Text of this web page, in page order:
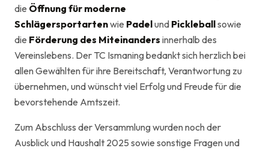
die Öffnung für moderne
Schlägersportartenwie Padelund Pickleballsowie
die Förderung des Miteinanders innerhalb des
Vereinslebens. Der TC Ismaning bedankt sich herzlich bei
allen Gewählten für ihre Bereitschaft, Verantwortung zu
übernehmen, und wünscht viel Erfolg und Freude für die
bevorstehende Amtszeit.
Zum Abschluss der Versammlung wurden noch der
Ausblick und Haushalt 2025 sowie sonstige Fragen und